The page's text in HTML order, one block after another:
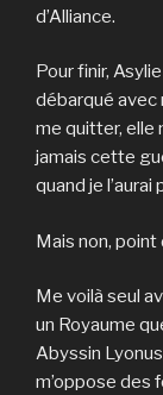
d’Alliance.
Pour finir,
débarqué avec
me quitter, elle
jamais cette
quand je
Mais non, point
Me voilà seul
un Royaume
Abyssin
m’oppose des